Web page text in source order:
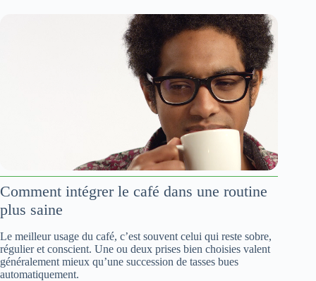
Comment intégrer le café dans une routine
plus saine
Le meilleur usage du café, c’est souvent celui qui reste sobre,
régulier et conscient. Une ou deux prises bien choisies valent
généralement mieux qu’une succession de tasses bues
automatiquement.